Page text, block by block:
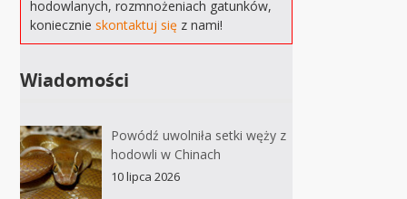
hodowlanych, rozmnożeniach gatunków,
koniecznieskontaktuj się z nami!
Wiadomości
Powódź uwolniła setki węży z
hodowli w Chinach
10 lipca 2026